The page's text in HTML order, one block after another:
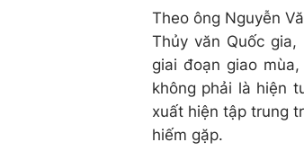
Theo ông Nguyễn
Thủy văn Quốc
giai đoạn giao
không phải là hiện
xuất hiện tập trung
hiếm gặp.